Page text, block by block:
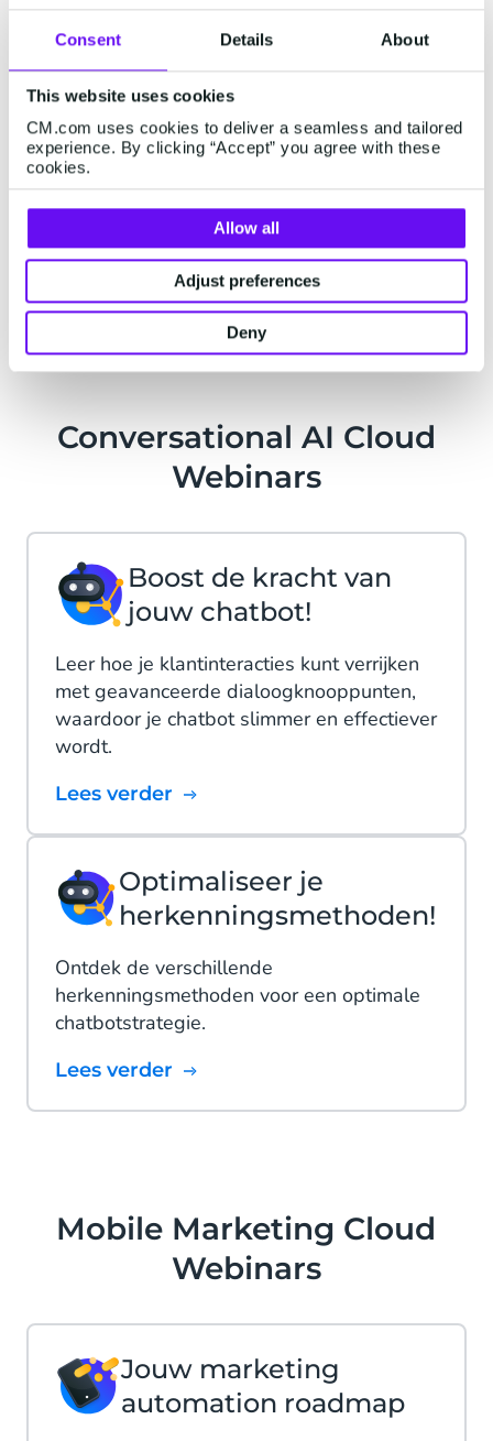
Consent Details About
This website uses cookies
CM.com uses cookies to deliver a seamless and tailored
experience. By clicking “Accept” you agree with these
cookies.
Allow all
Adjust preferences
Deny
Van Speelplezier naar
Groei
Ontdek hoe BERG Toys van losse kanalen
naar volledige omnichannelsupport ging,
en klantenservice omzette naar een motor
Conversational AI Cloud
Webinars
Boost de kracht van
jouw chatbot!
Leer hoe je klantinteracties kunt verrijken
met geavanceerde dialoogknooppunten,
waardoor je chatbot slimmer en effectiever
wordt.
Lees verder
Optimaliseer je
herkenningsmethoden!
Ontdek de verschillende
herkenningsmethoden voor een optimale
chatbotstrategie.
Lees verder
Mobile Marketing Cloud
Webinars
Jouw marketing
automation roadmap